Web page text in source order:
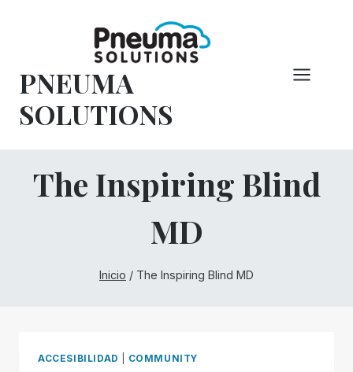
PNEUMA
SOLUTIONS
The Inspiring Blind
MD
Inicio / The Inspiring Blind MD
ACCESIBILIDAD COMMUNITY